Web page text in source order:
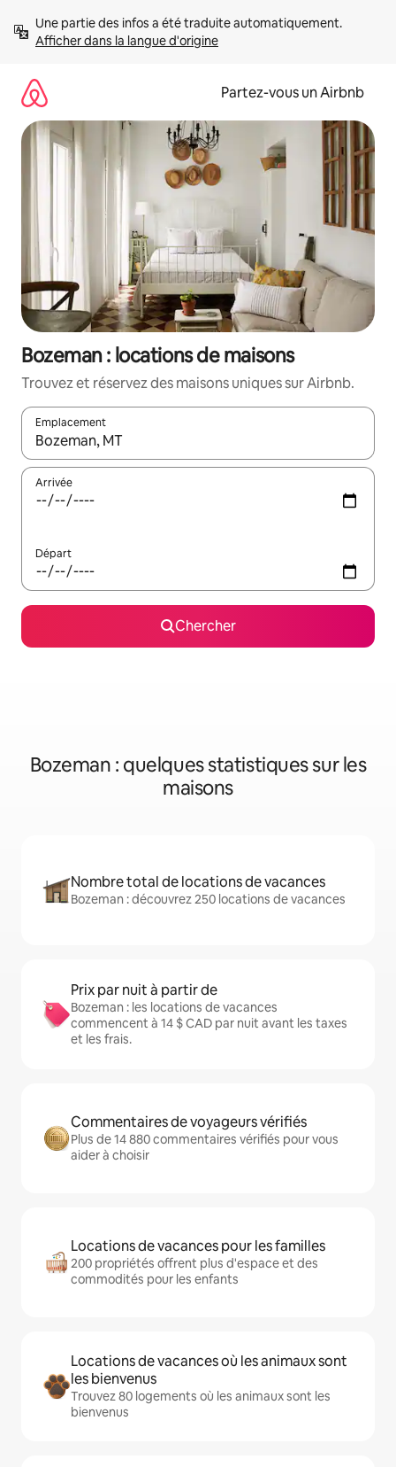
directement
Afficher dans la langue d'origine
Partez-vous un Airbnb
Bozeman : locations de maisons
Trouvez et réservez des maisons uniques sur Airbnb.
Emplacement
Quand les résultats sont affichés, parcourez-les en utilisant
Arrivée
Départ
Chercher
Bozeman : quelques statistiques sur les
maisons
Nombre total de locations de vacances
Bozeman : découvrez 250 locations de vacances
Prix par nuit à partir de
Bozeman : les locations de vacances
commencent à 14 $ CAD par nuit avant les taxes
et les frais.
Commentaires de voyageurs vérifiés
Plus de 14 880 commentaires vérifiés pour vous
aider à choisir
Locations de vacances pour les familles
200 propriétés offrent plus d'espace et des
commodités pour les enfants
Locations de vacances où les animaux sont
les bienvenus
Trouvez 80 logements où les animaux sont les
bienvenus